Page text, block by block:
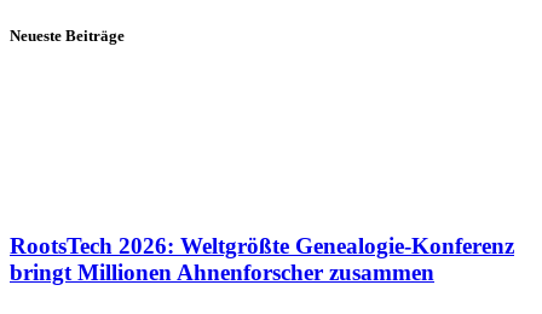
Neueste Beiträge
RootsTech 2026: Weltgrößte Genealogie-Konferenz
bringt Millionen Ahnenforscher zusammen